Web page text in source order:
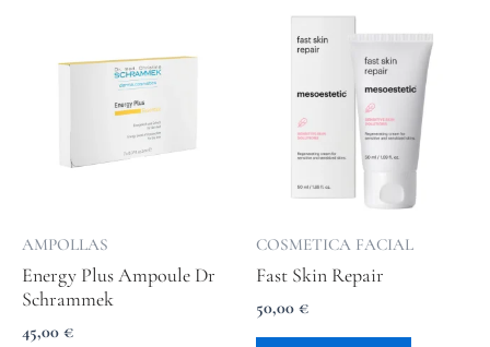
AMPOLLAS
Energy Plus Ampoule Dr
Schrammek
45,00 €
COSMETICA FACIAL
Fast Skin Repair
50,00 €